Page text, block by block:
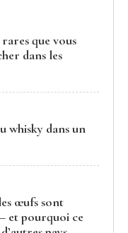
que vous
dans les
whisky dans un
œufs sont
et pourquoi ce